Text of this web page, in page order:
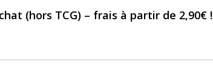
(hors TCG) – frais à partir de 2,90€ !